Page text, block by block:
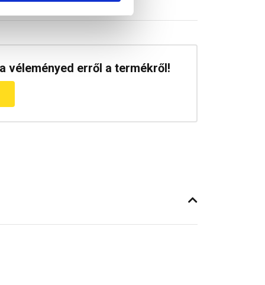
véleményed erről a termékről!